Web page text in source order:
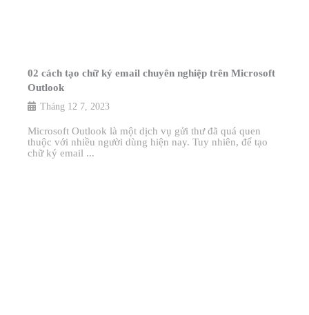
02 cách tạo chữ ký email chuyên nghiệp trên Microsoft
Outlook
Tháng 12 7, 2023
Microsoft Outlook là một dịch vụ gửi thư đã quá quen
thuộc với nhiều người dùng hiện nay. Tuy nhiên, để tạo
chữ ký email ...